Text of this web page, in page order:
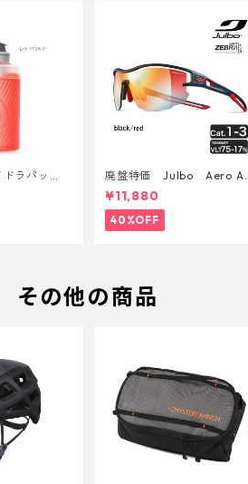
ラパッ
廃盤特価 Julbo Aero Asi
anFit
¥11,880
40%OFF
その他の商品